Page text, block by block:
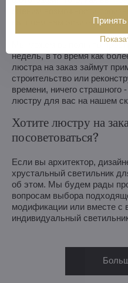
вышлем вам эскизы,
Мы можем выполнить
недель, в то время как
люстра на заказ займут
строительство или
времени, ничего
люстру для вас на нашем
Хотите люстру на
посоветоваться?
Если вы архитектор,
хрустальный светильник
об этом. Мы будем рады
вопросам выбора
модификации или вместе с
индивидуальный